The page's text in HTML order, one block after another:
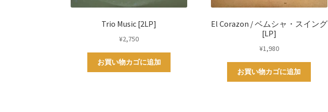
Trio Music [2LP]
¥2,750
お買い物カゴに追加
El Corazon / ベムシャ・スイング
[LP]
¥1,980
お買い物カゴに追加